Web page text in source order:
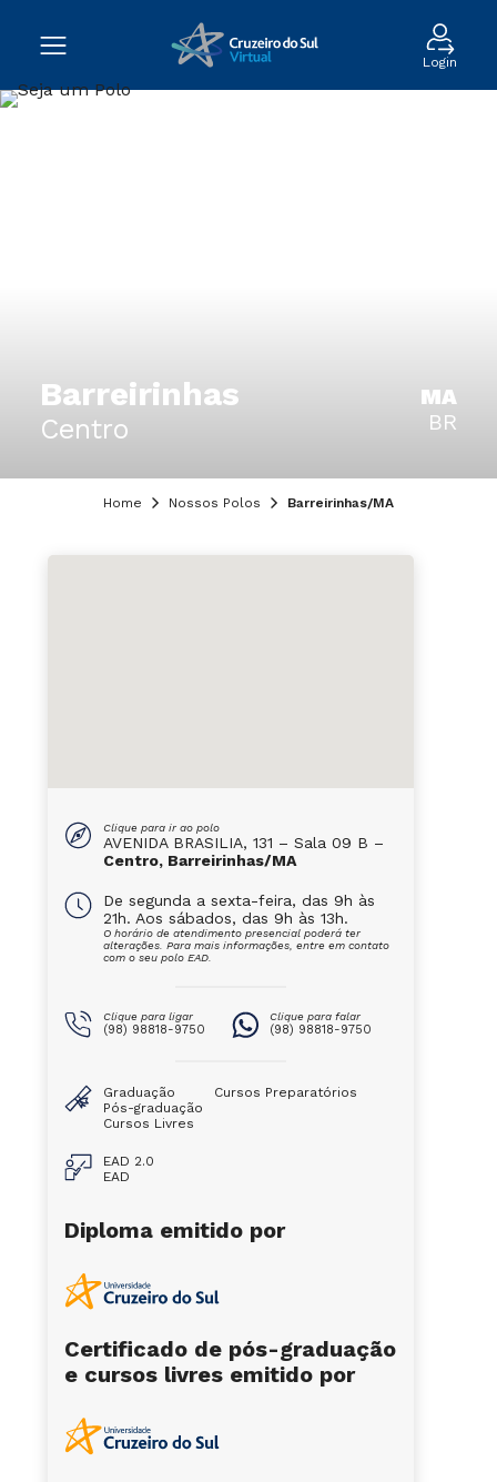
Login
Barreirinhas
Centro
MA
BR
Home Nossos Polos Barreirinhas/MA
Clique para ir ao polo
AVENIDA BRASILIA, 131 – Sala 09 B –
Centro, Barreirinhas/MA
De segunda a sexta-feira, das 9h às
21h. Aos sábados, das 9h às 13h.
O horário de atendimento presencial poderá ter
alterações. Para mais informações, entre em contato
com o seu polo EAD.
Clique para ligar
(98) 98818-9750
Clique para falar
(98) 98818-9750
Graduação
Pós-graduação
Cursos Livres
Cursos Preparatórios
EAD 2.0
EAD
Diploma emitido por
Certificado de pós-graduação
e cursos livres emitido por